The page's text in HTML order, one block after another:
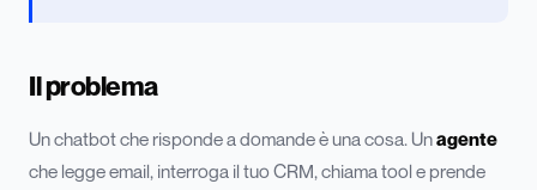
Il problema
Un chatbot che risponde a domande è una cosa. Unagente
che legge email, interroga il tuo CRM, chiama tool e prende